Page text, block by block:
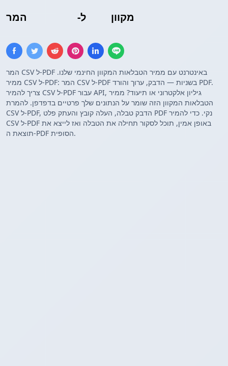
ל- מקוון
המר CSV ל-PDF באינטרנט עם ממיר הטבלאות המקוון החינמי שלנו.
ממיר CSV ל-PDF: המר CSV ל-PDF בשניות — הדבק, ערוך והורד PDF.
צריך להמיר CSV ל-PDF עבור API, גיליון אלקטרוני או תיעוד? ממיר
הטבלאות המקוון הזה שומר על הנתונים שלך פרטיים בדפדפן. להמרת
CSV ל-PDF, הדבק טבלה, העלה קובץ והעתק פלט PDF נקי. כדי להמיר
CSV ל-PDF באופן אמין, תוכל לסקור תחילה את הטבלה ואז לייצא את
תוצאת ה-PDF הסופית.